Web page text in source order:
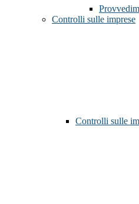
Controlli sulle imprese
Controlli sulle